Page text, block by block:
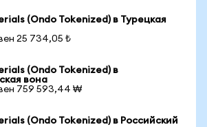
(Ondo Tokenized) в Турецкая
25 734,05 ₺
(Ondo Tokenized) в
вона
759 593,44 ₩
(Ondo Tokenized) в Российский